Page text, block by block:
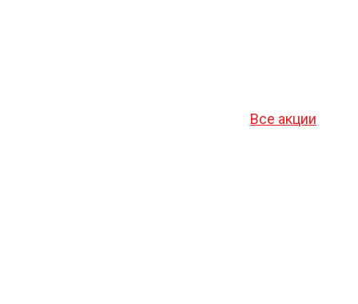
Все акции